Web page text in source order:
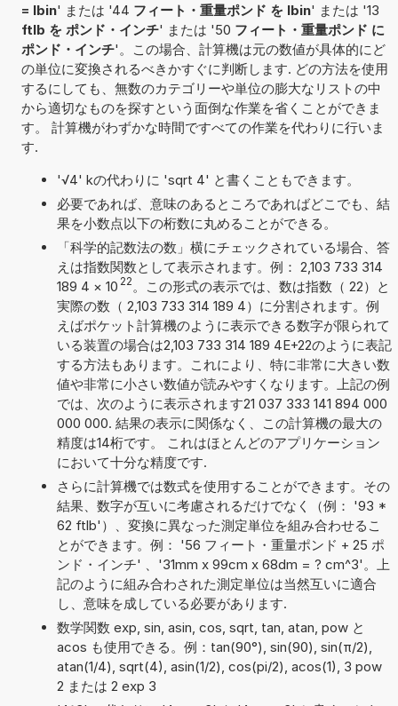
= lbin' または '44 フィート・重量ポンド を lbin' または '13
ftlb を ポンド・インチ' または '50 フィート・重量ポンド に
ポンド・インチ'。この場合、計算機は元の数値が具体的にど
の単位に変換されるべきかすぐに判断します. どの方法を使用
するにしても、無数のカテゴリーや単位の膨大なリストの中
から適切なものを探すという面倒な作業を省くことができま
す。 計算機がわずかな時間ですべての作業を代わりに行いま
す.
'√4' kの代わりに 'sqrt 4' と書くこともできます。
必要であれば、意味のあるところであればどこでも、結
果を小数点以下の桁数に丸めることができる。
「科学的記数法の数」横にチェックされている場合、答
えは指数関数として表示されます。例： 2,103 733 314
189 4 × 10 22 。この形式の表示では、数は指数（ 22）と
実際の数（ 2,103 733 314 189 4）に分割されます。例
えばポケット計算機のように表示できる数字が限られて
いる装置の場合は2,103 733 314 189 4E+22のように表記
する方法もあります。これにより、特に非常に大きい数
値や非常に小さい数値が読みやすくなります。上記の例
では、次のように表示されます21 037 333 141 894 000
000 000. 結果の表示に関係なく、この計算機の最大の
精度は14桁です。 これはほとんどのアプリケーション
において十分な精度です.
さらに計算機では数式を使用することができます。その
結果、数字が互いに考慮されるだけでなく（例： '93 *
62 ftlb'）、変換に異なった測定単位を組み合わせるこ
とができます。例： '56 フィート・重量ポンド + 25 ポ
ンド・インチ' 、'31mm x 99cm x 68dm = ? cm^3'。上
記のように組み合わされた測定単位は当然互いに適合
し、意味を成している必要があります.
数学関数 exp, sin, asin, cos, sqrt, tan, atan, pow と
acos も使用できる。例：tan(90°), sin(90), sin(π/2),
atan(1/4), sqrt(4), asin(1/2), cos(pi/2), acos(1), 3 pow
2 または 2 exp 3